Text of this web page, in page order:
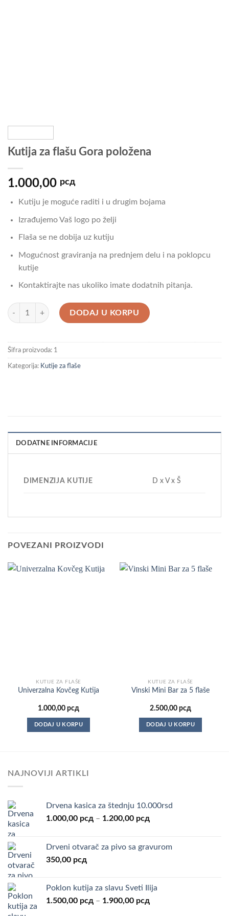
Kutija za flašu Gora položena
1.000,00 рсд
Kutiju je moguće raditi i u drugim bojama
Izrađujemo Vaš logo po želji
Flaša se ne dobija uz kutiju
Mogućnost graviranja na prednjem delu i na poklopcu
kutije
Kontaktirajte nas ukoliko imate dodatnih pitanja.
Kutija za flašu Gora položena količina
DODAJ U KORPU
Šifra proizvoda: 1
Kategorija: Kutije za flaše
DODATNE INFORMACIJE
DIMENZIJA KUTIJE D x V x Š
POVEZANI PROIZVODI
KUTIJE ZA FLAŠE
Univerzalna Kovčeg Kutija
1.000,00 рсд
DODAJ U KORPU
KUTIJE ZA FLAŠE
Vinski Mini Bar za 5 flaše
2.500,00 рсд
DODAJ U KORPU
NAJNOVIJI ARTIKLI
Drvena kasica za štednju 10.000rsd
1.000,00 рсд – 1.200,00 рсд
1.000,00 рсд
Drveni otvarač za pivo sa gravurom
350,00 рсд
Poklon kutija za slavu Sveti Ilija
1.500,00 рсд – 1.900,00 рсд